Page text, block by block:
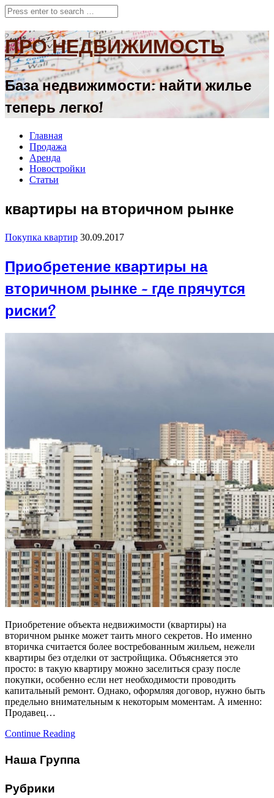
ПРО НЕДВИЖИМОСТЬ
База недвижимости: найти жилье
теперь легко!
Главная
Продажа
Аренда
Новостройки
Статьи
квартиры на вторичном рынке
Покупка квартир 30.09.2017
Приобретение квартиры на
вторичном рынке – где прячутся
риски?
Приобретение объекта недвижимости (квартиры) на
вторичном рынке может таить много секретов. Но именно
вторичка считается более востребованным жильем, нежели
квартиры без отделки от застройщика. Объясняется это
просто: в такую квартиру можно заселиться сразу после
покупки, особенно если нет необходимости проводить
капитальный ремонт. Однако, оформляя договор, нужно быть
предельно внимательным к некоторым моментам. А именно:
Продавец…
Continue Reading
Наша Группа
Рубрики